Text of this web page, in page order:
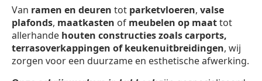
Van ramen en deuren tot parketvloeren, valse
plafonds, maatkasten of meubelen op maattot
allerhande houten constructies zoals carports,
terrasoverkappingen of keukenuitbreidingen, wij
zorgen voor een duurzame en esthetische afwerking.